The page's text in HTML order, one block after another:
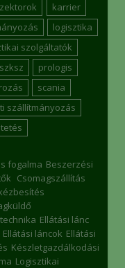
karrier
logisztika
szolgáltatók
prologis
scania
szállítmányozás
fogalma Beszerzési
Csomagszállítás
Ellátási lánc
Ellátási láncok Ellátási
Készletgazdálkodási
Logisztikai